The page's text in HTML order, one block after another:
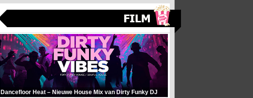
Dancefloor Heat – Nieuwe House Mix van Dirty Funky DJ